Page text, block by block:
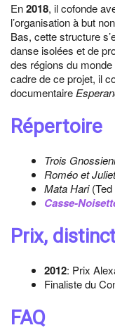
En2018, il cofonde
l’organisation à but
Bas, cette structure
danse isolées et de
des régions du
cadre de ce projet, il
documentaire
Répertoire
Trois
Roméo et
Mata Hari(Ted
Casse-
Prix,
2012: Prix
Finaliste du
FAQ